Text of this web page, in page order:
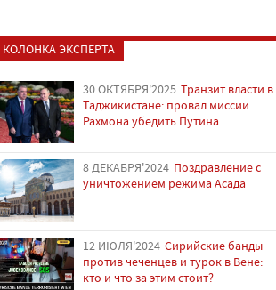
КОЛОНКА ЭКСПЕРТА
30 ОКТЯБРЯ'2025 Транзит власти в
Таджикистане: провал миссии
Рахмона убедить Путина
8 ДЕКАБРЯ'2024 Поздравление с
уничтожением режима Асада
12 ИЮЛЯ'2024 Сирийские банды
против чеченцев и турок в Вене:
кто и что за этим стоит?